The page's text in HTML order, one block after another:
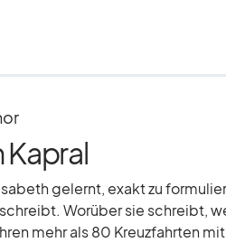
Kapral
gelernt, exakt zu
Worüber sie schreibt,
mehr als 80 Kreuzfahrten